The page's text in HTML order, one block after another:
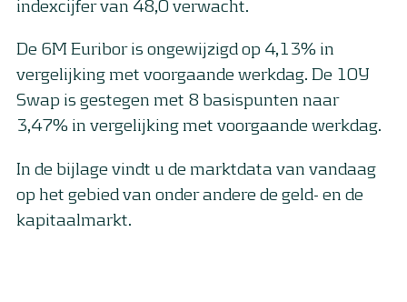
indexcijfer van 48,0 verwacht.
De 6M Euribor is ongewijzigd op 4,13% in
vergelijking met voorgaande werkdag. De 10Y
Swap is gestegen met 8 basispunten naar
3,47% in vergelijking met voorgaande werkdag.
In de bijlage vindt u de marktdata van vandaag
op het gebied van onder andere de geld- en de
kapitaalmarkt.